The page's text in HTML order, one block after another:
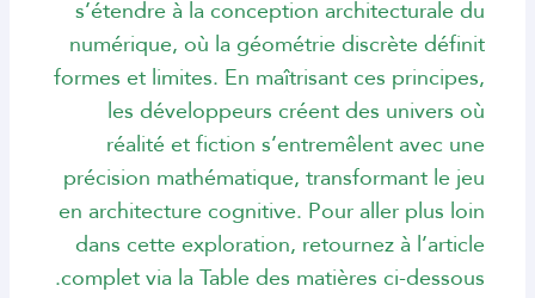
s’étendre à la conception architecturale du
numérique, où la géométrie discrète définit
formes et limites. En maîtrisant ces principes,
les développeurs créent des univers où
réalité et fiction s’entremêlent avec une
précision mathématique, transformant le jeu
en architecture cognitive. Pour aller plus loin
dans cette exploration, retournez à l’article
complet via la Table des matières ci-dessous.